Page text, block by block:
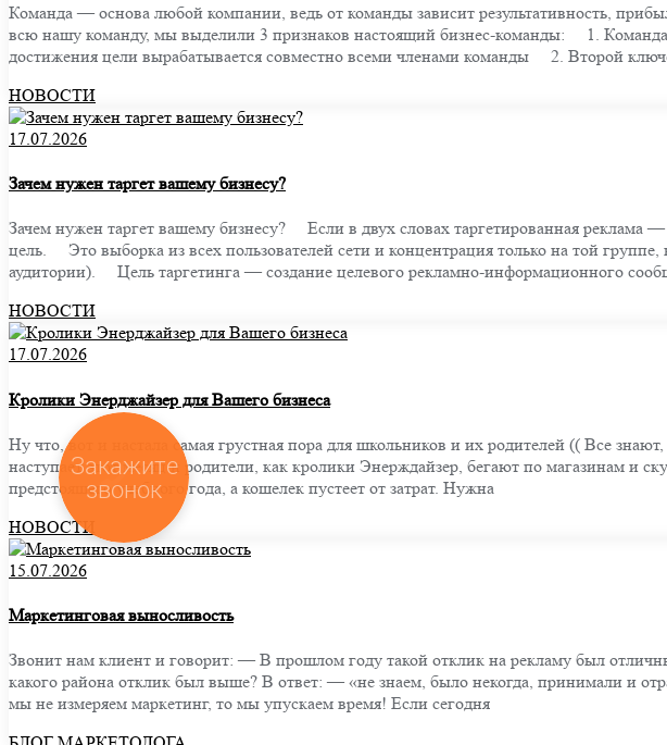
Команда — основа любой компании, ведь от команды зависит результативность,
всю нашу команду, мы выделили 3 признаков настоящий бизнес-команды: ⠀ 1.
достижения цели вырабатывается совместно всеми членами команды ⠀ 2. Второй
НОВОСТИ
17.07.2026
Зачем нужен таргет вашему бизнесу?
Зачем нужен таргет вашему бизнесу? ⠀ Если в двух словах таргетированная реклама
цель. ⠀ Это выборка из всех пользователей сети и концентрация только на той
аудитории). ⠀ Цель таргетинга — создание целевого рекламно-информационного
НОВОСТИ
17.07.2026
Кролики Энерджайзер для Вашего бизнеса
Ну что, вот и настала самая грустная пора для школьников и их родителей (( Все
наступает этот месяц и родители, как кролики Энерждайзер, бегают по магазинам и
предстоящего учебного года, а кошелек пустеет от затрат. Нужна
НОВОСТИ
15.07.2026
Маркетинговая выносливость
Звонит нам клиент и говорит: — В прошлом году такой отклик на рекламу был
какого района отклик был выше? В ответ: — «не знаем, было некогда, принимали и
мы не измеряем маркетинг, то мы упускаем время! Если сегодня
Закажите
звонок